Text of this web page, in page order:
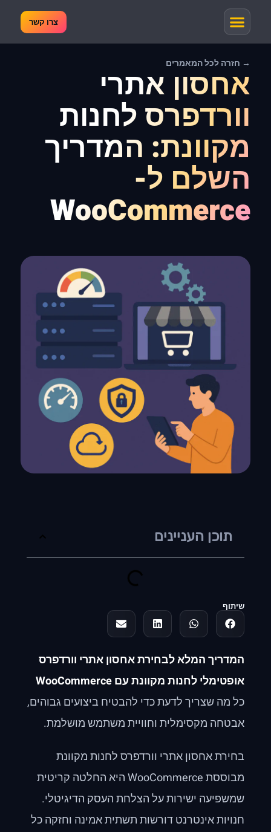
צרו קשר
→ חזרה לכל המאמרים
אחסון אתרי
וורדפרס לחנות
מקוונת: המדריך
השלם ל-
WooCommerce
תוכן העניינים
שיתוף
המדריך המלא לבחירת אחסון אתרי וורדפרס
אופטימלי לחנות מקוונת עם WooCommerce
כל מה שצריך לדעת כדי להבטיח ביצועים גבוהים,
אבטחה מקסימלית וחוויית משתמש מושלמת.
בחירת אחסון אתרי וורדפרס לחנות מקוונת
מבוססת WooCommerce היא החלטה קריטית
שמשפיעה ישירות על הצלחת העסק הדיגיטלי.
חנויות אינטרנט דורשות תשתית אמינה וחזקה כל